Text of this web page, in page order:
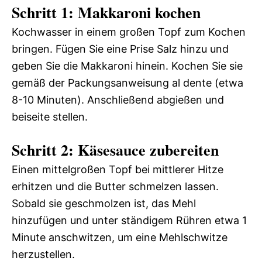
Schritt 1: Makkaroni kochen
Kochwasser in einem großen Topf zum Kochen
bringen. Fügen Sie eine Prise Salz hinzu und
geben Sie die Makkaroni hinein. Kochen Sie sie
gemäß der Packungsanweisung al dente (etwa
8-10 Minuten). Anschließend abgießen und
beiseite stellen.
Schritt 2: Käsesauce zubereiten
Einen mittelgroßen Topf bei mittlerer Hitze
erhitzen und die Butter schmelzen lassen.
Sobald sie geschmolzen ist, das Mehl
hinzufügen und unter ständigem Rühren etwa 1
Minute anschwitzen, um eine Mehlschwitze
herzustellen.